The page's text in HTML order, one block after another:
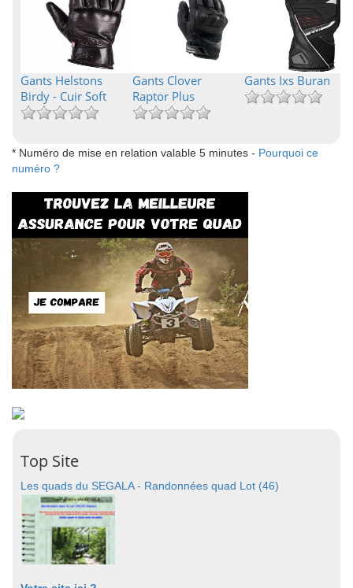
Gants Helstons
Birdy - Cuir Soft
Gants Clover
Raptor Plus
Gants Ixs Buran
* Numéro de mise en relation valable 5 minutes - Pourquoi ce
numéro ?
Top Site
Les quads du SEGALA - Randonnées quad Lot (46)